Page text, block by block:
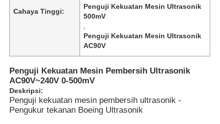
Cahaya Tinggi:
Penguji Kekuatan Mesin Ultrasonik
500mV
Penguji Kekuatan Mesin Ultrasonik
AC90V
Penguji Kekuatan Mesin Pembersih Ultrasonik
AC90V~240V 0-500mV
Deskripsi:
Penguji kekuatan mesin pembersih ultrasonik -
Pengukur tekanan Boeing Ultrasonik